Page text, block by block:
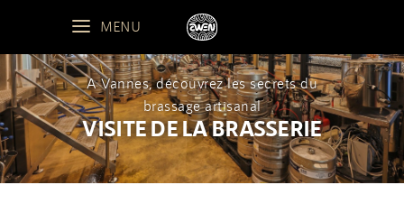
MENU
A Vannes, découvrez les secrets du
brassage artisanal
VISITE DE LA BRASSERIE